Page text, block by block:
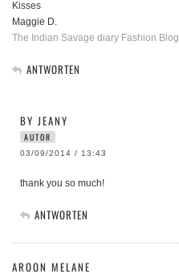
Kisses
Maggie D.
The Indian Savage diary Fashion Blog
ANTWORTEN
BY JEANY
AUTOR
03/09/2014 / 13:43
thank you so much!
ANTWORTEN
AROON MELANE